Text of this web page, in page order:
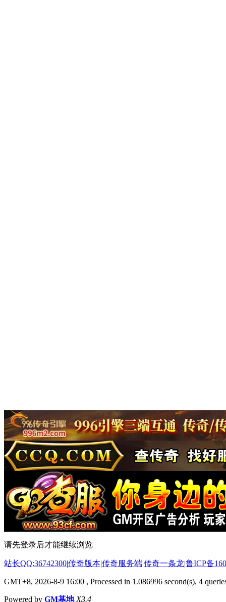
请先登录后才能继续浏览
站长QQ:36742300|传奇版本|传奇服务端|传奇一条龙|鲁ICP备
GMT+8, 2026-8-9 16:00 , Processed in 1.086996 second(s), 4
Powered by GM基地 X3.4